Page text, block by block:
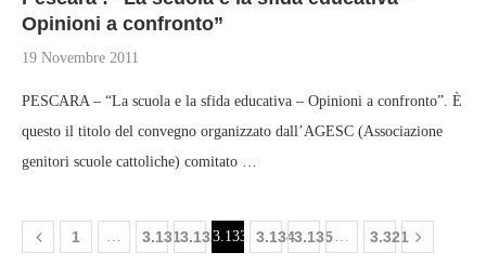
Opinioni a confronto”
19 Novembre 2011
PESCARA – “La scuola e la sfida educativa – Opinioni a confronto”. È
questo il titolo del convegno organizzato dall’AGESC (Associazione
genitori scuole cattoliche) comitato …
1 … 3.1313.1323.133 3.1343.135… 3.321